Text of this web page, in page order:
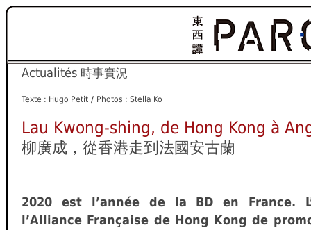
Actualités 時事實況
Texte : Hugo Petit / Photos : Stella Ko
Lau Kwong-shing, de Hong Kong à
柳廣成，從香港走到法國安古蘭
2020 est l’année de la BD en France.
l’Alliance Française de Hong Kong de